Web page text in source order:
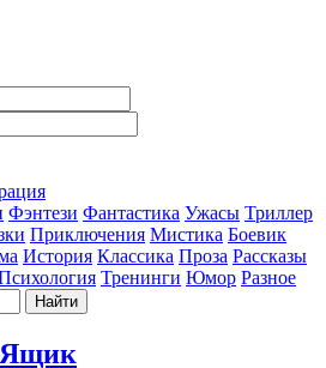
Фэнтези Фантастика Ужасы Триллер
Приключения Мистика Боевик
История Классика Проза Рассказы
Тренинги Юмор Разное
Найти
Ящик